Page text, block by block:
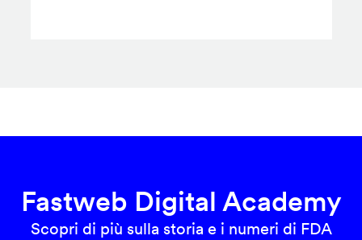
Fastweb Digital Academy
Scopri di più sulla storia e i numeri di FDA